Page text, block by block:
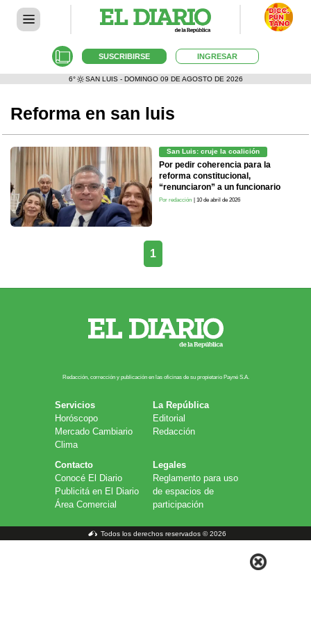
SUSCRIBIRSE INGRESAR
6° SAN LUIS - DOMINGO 09 DE AGOSTO DE 2026
Reforma en san luis
San Luis: cruje la coalición
Por pedir coherencia para la
reforma constitucional,
“renunciaron” a un funcionario
Por redacción | 10 de abril de 2026
1
Redacción, corrección y publicación en las oficinas de su propietario Payn​é S.A.
Servicios
Horóscopo
Mercado Cambiario
Clima
La República
Editorial
Redacción
Contacto
Conocé El Diario
Publicitá en El Diario
Área Comercial
Legales
Reglamento para uso
de espacios de
participación
Todos los derechos reservados © 2026